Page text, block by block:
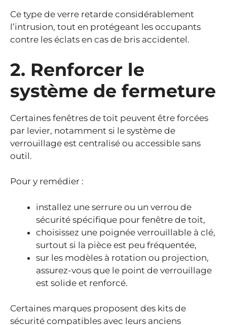
Ce type de verre retarde considérablement
l’intrusion, tout en protégeant les occupants
contre les éclats en cas de bris accidentel.
2. Renforcer le
système de fermeture
Certaines fenêtres de toit peuvent être forcées
par levier, notamment si le système de
verrouillage est centralisé ou accessible sans
outil.
Pour y remédier :
installez une serrure ou un verrou de
sécurité spécifique pour fenêtre de toit,
choisissez une poignée verrouillable à clé,
surtout si la pièce est peu fréquentée,
sur les modèles à rotation ou projection,
assurez-vous que le point de verrouillage
est solide et renforcé.
Certaines marques proposent des kits de
sécurité compatibles avec leurs anciens